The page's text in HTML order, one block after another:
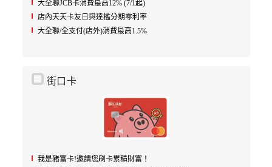
大全聯JCB卡消費最高12% (7/1起)
店內天天卡友日與達檻分期零利率
大全聯/全支付(店外)消費最高1.5%
街口卡
我是豬富卡!邀請您刷卡累積財富！